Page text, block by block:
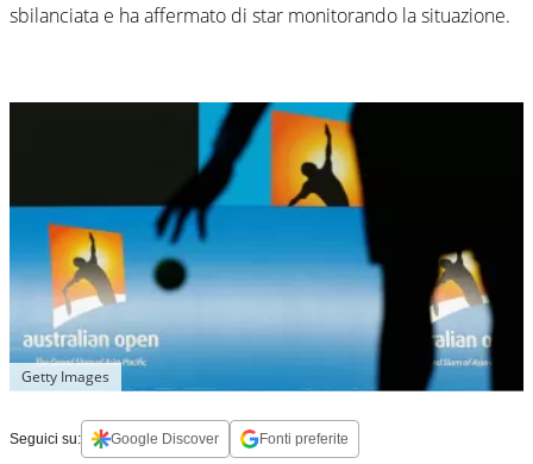
sbilanciata e ha affermato di star monitorando la situazione.
Getty Images
Seguici su: Google Discover Fonti preferite